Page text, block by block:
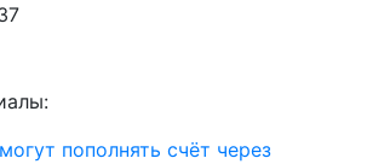
пополнять счёт через